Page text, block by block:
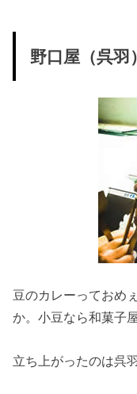
野口屋（呉羽）
豆のカレーっておめ
か。小豆なら和菓子
立ち上がったのは呉